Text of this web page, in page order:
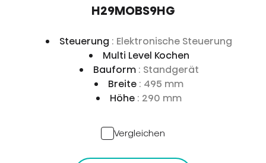
H29MOBS9HG
Steuerung : Elektronische Steuerung
Multi Level Kochen
Bauform : Standgerät
Breite : 495 mm
Höhe : 290 mm
Vergleichen